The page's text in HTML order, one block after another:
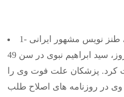
1- سید ابراهیم نبوی، طنز نویس مشهور ایرانی
درگذشت. صبح امروز، سید ابراهیم نبوی در سن 49
پزشکان علت فوت وی را
وی در روزنامه های اصلاح طلب